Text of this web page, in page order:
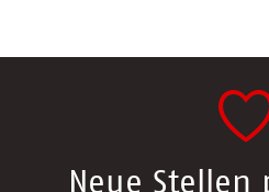
Neue Stellen